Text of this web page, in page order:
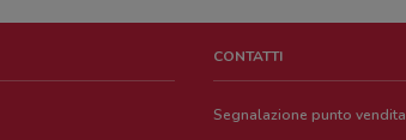
CONTATTI
Segnalazione punto vendita